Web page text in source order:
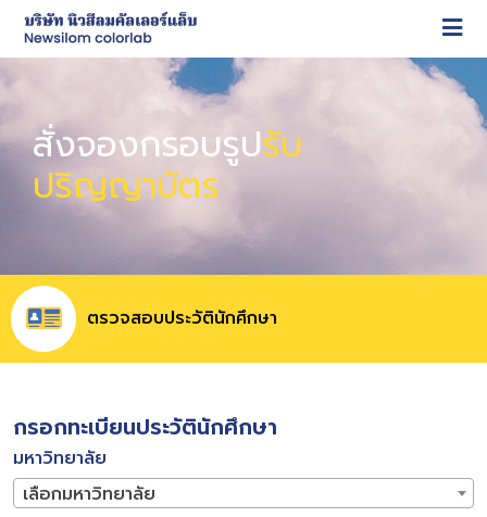
สั่งจองกรอบรูปรับ
ปริญญาบัตร
ตรวจสอบประวัตินักศึกษา
กรอกทะเบียนประวัตินักศึกษา
มหาวิทยาลัย
เลือกมหาวิทยาลัย